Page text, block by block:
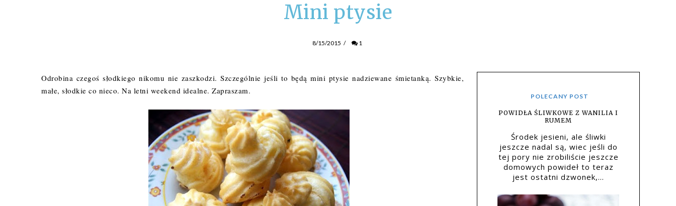
Mini ptysie
8/15/2015 / 1
Odrobina czegoś słodkiego nikomu nie zaszkodzi. Szczególnie jeśli to będą mini ptysie nadziewane śmietanką. Szybkie,
małe, słodkie co nieco. Na letni weekend idealne. Zapraszam.
POLECANY POST
POWIDŁA ŚLIWKOWE Z WANILIA I
RUMEM
Środek jesieni, ale śliwki
jeszcze nadal są, wiec jeśli do
tej pory nie zrobiliście jeszcze
domowych powideł to teraz
jest ostatni dzwonek,...